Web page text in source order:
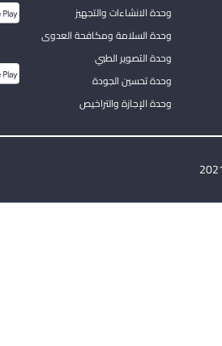
وحدة الانشاءات والتجهيز
وحدة السلامة ومكافحة العدوى
وحدة التصوير الطبي
وحدة تحسين الجودة
وحدة الإجازة والتراخيص